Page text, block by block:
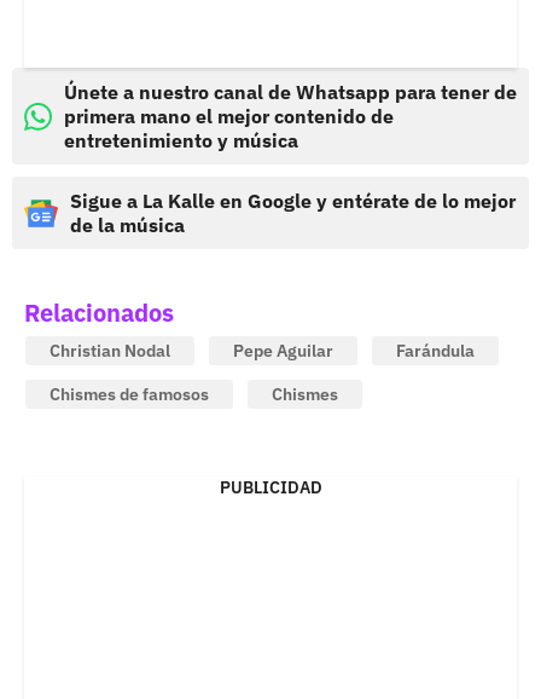
Únete a nuestro canal de Whatsapp para tener de
primera mano el mejor contenido de
entretenimiento y música
Sigue a La Kalle en Google y entérate de lo mejor
de la música
Relacionados
Christian Nodal Pepe Aguilar
Farándula
Chismes de famosos
Chismes
PUBLICIDAD